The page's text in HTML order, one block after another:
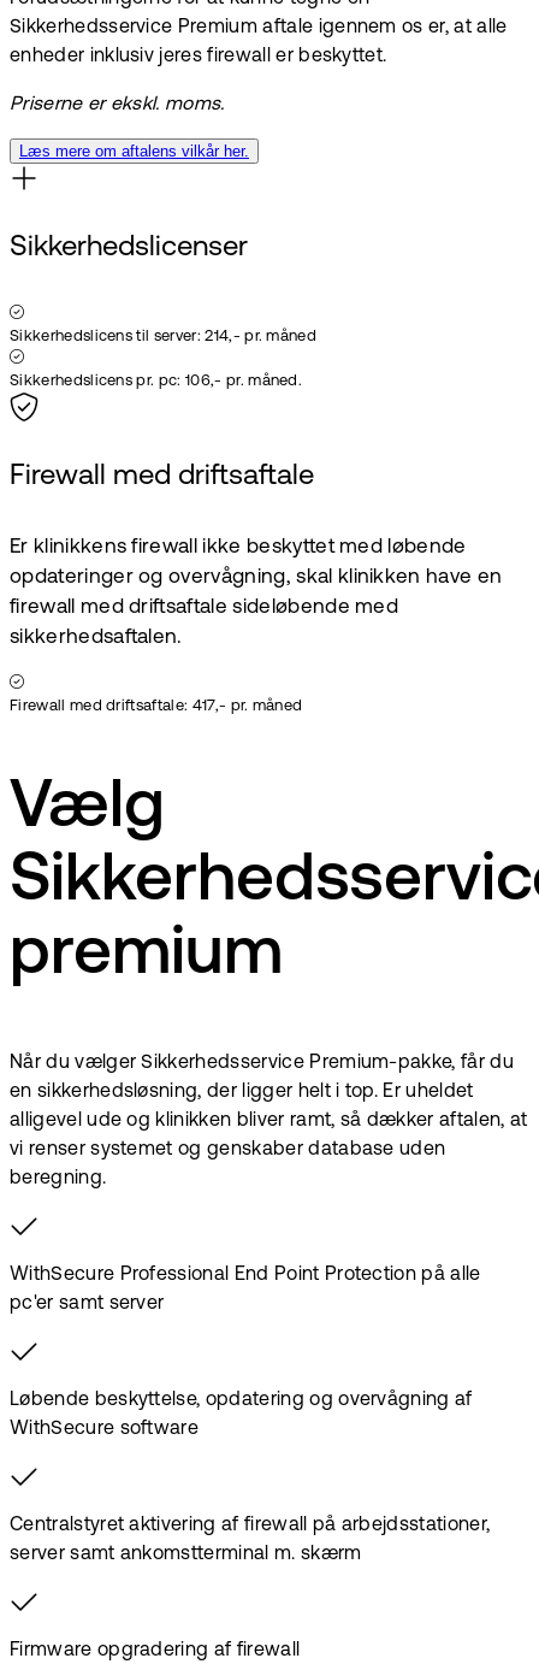
Sikkerhedsservice Premium aftale igennem os er, at alle
enheder inklusiv jeres firewall er beskyttet.
Priserne er ekskl. moms.
Læs mere om aftalens vilkår her.
Sikkerhedslicenser
Sikkerhedslicens til server: 214,- pr. måned
Sikkerhedslicens pr. pc: 106,- pr. måned.
Firewall med driftsaftale
Er klinikkens firewall ikke beskyttet med løbende
opdateringer og overvågning, skal klinikken have en
firewall med driftsaftale sideløbende med
sikkerhedsaftalen.
Firewall med driftsaftale: 417,- pr. måned
Vælg
premium
Når du vælger Sikkerhedsservice Premium-pakke, får du
en sikkerhedsløsning, der ligger helt i top. Er uheldet
alligevel ude og klinikken bliver ramt, så dækker aftalen, at
vi renser systemet og genskaber database uden
beregning.
WithSecure Professional End Point Protection på alle
pc'er samt server
Løbende beskyttelse, opdatering og overvågning af
WithSecure software
Centralstyret aktivering af firewall på arbejdsstationer,
server samt ankomstterminal m. skærm
Firmware opgradering af firewall